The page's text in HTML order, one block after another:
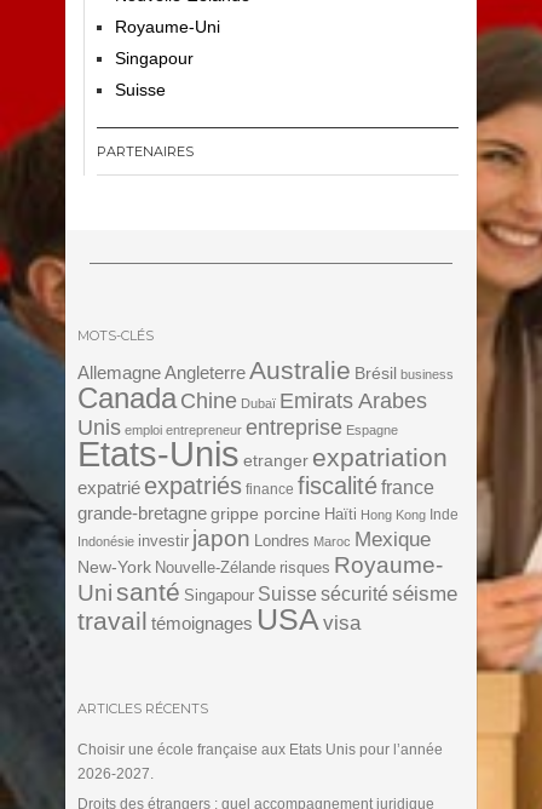
Royaume-Uni
Singapour
Suisse
PARTENAIRES
MOTS-CLÉS
Allemagne AngleterreAustralie Brésil business
Canada Chine Dubaï Emirats Arabes
Unis emploi entrepreneur entreprise Espagne
Etats-Unis etranger expatriation
expatrié expatriés finance fiscalitéfrance
grande-bretagne grippe porcine Haïti Hong Kong Inde
Indonésie investir japon Londres Maroc Mexique
New-York Nouvelle-Zélande risques Royaume-
Unisanté Singapour Suisse sécurité séisme
travail témoignages USA visa
ARTICLES RÉCENTS
Choisir une école française aux Etats Unis pour l’année
2026-2027.
Droits des étrangers : quel accompagnement juridique